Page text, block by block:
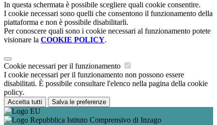
In questa schermata è possibile scegliere quali cookie consentire.
I cookie necessari sono quelli che consentono il funzionamento della
piattaforma e non è possibile disabilitarli.
Per conoscere quali sono i cookie necessari al funzionamento potete
visionare la COOKIE POLICY.
Cookie necessari per il funzionamento
I cookie necessari per il funzionamento non possono essere
disabilitati. È possibile consultare l'elenco nella pagina della cookie
policy.
Accetta tutti Salva le preferenze
Istituto Comprensivo di Inzago